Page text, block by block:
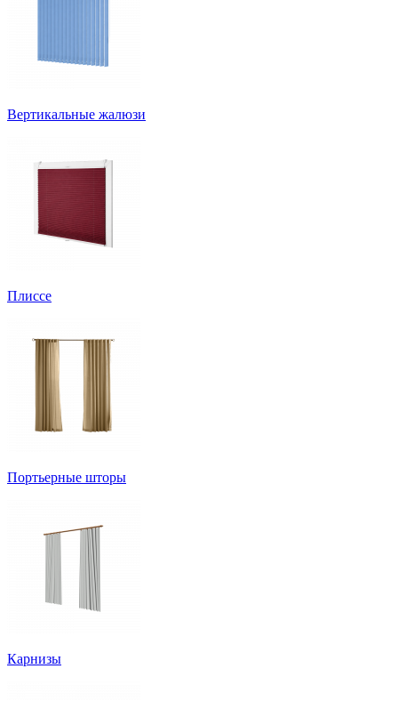
Вертикальные жалюзи
Плиссе
Портьерные шторы
Карнизы